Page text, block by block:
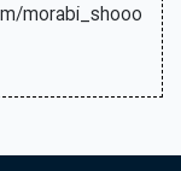
morabi_shooo